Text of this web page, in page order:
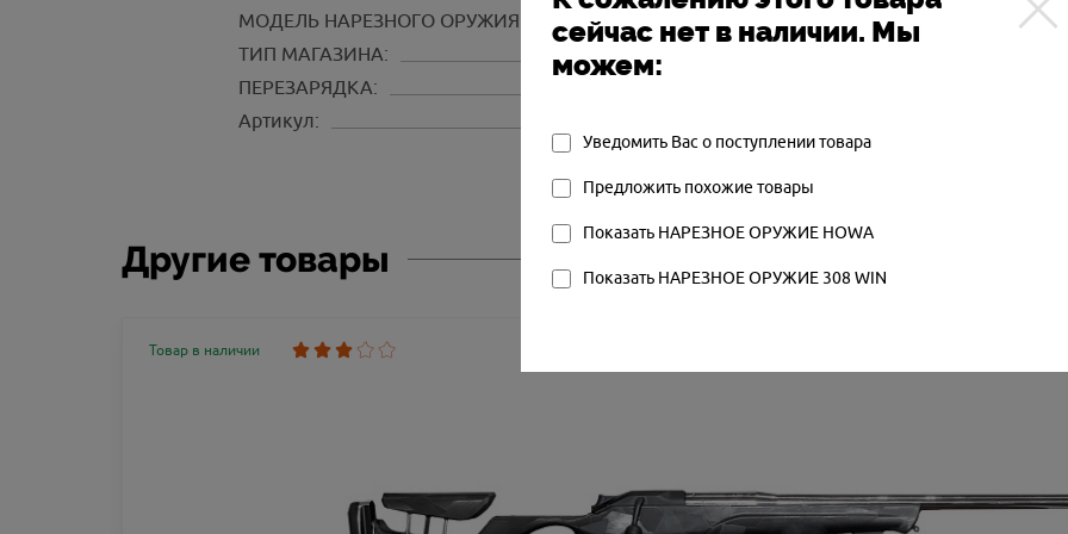
МОДЕЛЬ НАРЕЗНОГО ОРУЖИЯ: 1500
ТИП МАГАЗИНА:
ПЕРЕЗАРЯДКА:
Артикул:
сейчас нет в наличии. Мы
можем:
Уведомить Вас о поступлении товара
Предложить похожие товары
Показать НАРЕЗНОЕ ОРУЖИЕ HOWA
Показать НАРЕЗНОЕ ОРУЖИЕ 308 WIN
Другие товары
Товар в наличии